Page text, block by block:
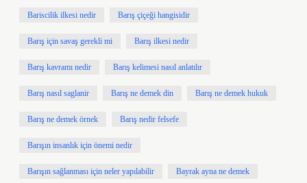
Bariscilik ilkesi nedir Barış çiçeği hangisidir
Barış için savaş gerekli mi Barış ilkesi nedir
Barış kavramı nedir Barış kelimesi nasıl anlatılır
Barış nasıl saglanir Barış ne demek din Barış ne demek hukuk
Barış ne demek örnek Barış nedir felsefe
Barışın insanlık için önemi nedir
Barışın sağlanması için neler yapılabilir Bayrak ayna ne demek